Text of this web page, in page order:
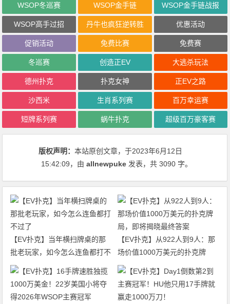
WSOP冬巡赛 WSOP金手链 WSOP金手链战报
WSOP高手过招 丹牛也疯狂逆转胜 优惠活动
促销活动 免费比赛 免费赛
冬巡赛 创造正EV 大逃杀玩法
德州扑克 扑克女神 正EV之路
沙西米 生肖系列赛 百万幸运赛
短牌系列赛 蜗牛扑克 超级百万豪客赛
版权声明：本站原创文章，于2023年6月12日
15:42:09，由allnewpuke 发表，共 3090 字。
【EV扑克】当年横扫牌桌的那
批老玩家，如今怎么连鱼都打不
过了
【EV扑克】从922人到9人：那
场价值1000万美元的扑克牌
局，即将揭晓最终答案